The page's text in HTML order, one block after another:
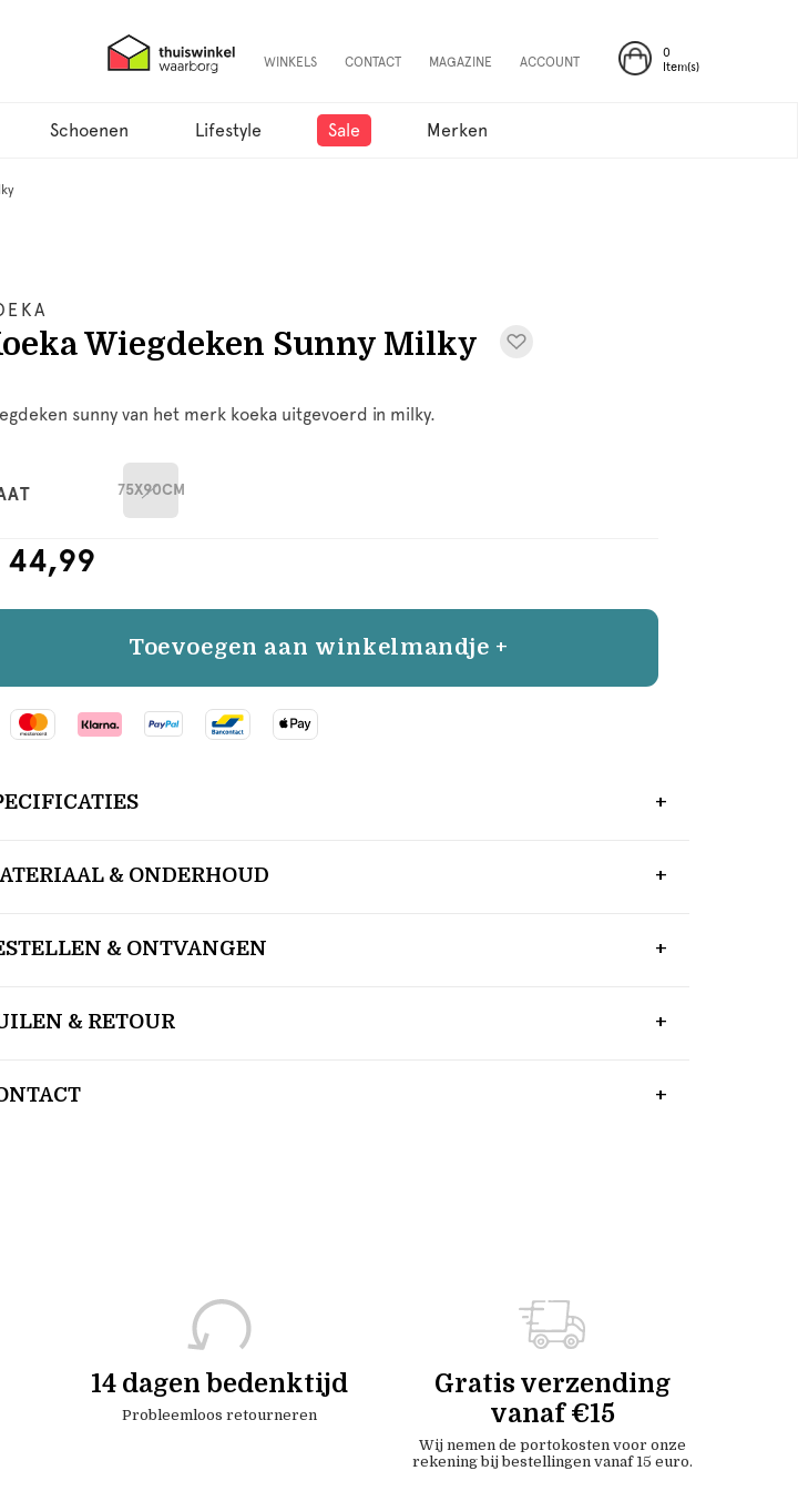
0
Item(s)
WINKELS CONTACT MAGAZINE ACCOUNT
Schoenen Lifestyle Sale Merken
Wiegdeken Sunny Milky
sunny van het merk koeka uitgevoerd in milky.
75X90CM
44,99
Toevoegen aan winkelmandje +
& ONDERHOUD
& ONTVANGEN
& RETOUR
14 dagen bedenktijd
Probleemloos retourneren
Gratis verzending
vanaf €15
Wij nemen de portokosten voor onze
rekening bij bestellingen vanaf 15 euro.